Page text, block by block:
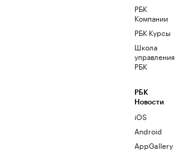
РБК
Компании
РБК Курсы
Школа
управления
РБК
РБК
Новости
iOS
Android
AppGallery